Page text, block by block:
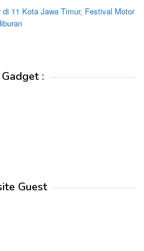
11 Kota Jawa Timur, Festival Motor
:
Guest